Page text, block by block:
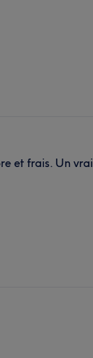
et frais. Un vrai